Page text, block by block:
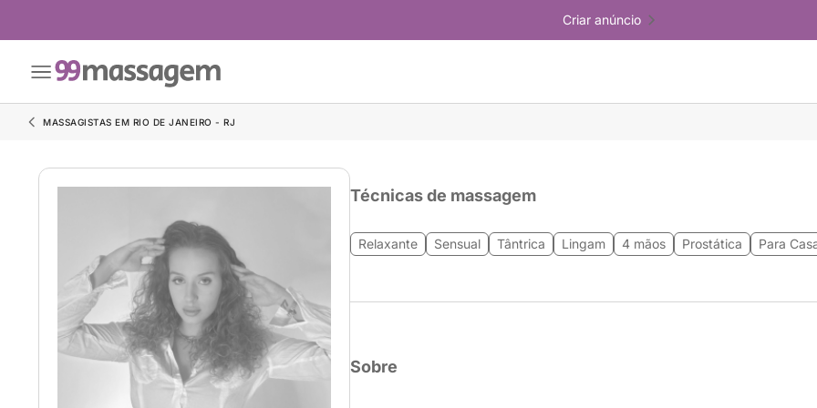
Criar anúncio
MASSAGISTAS EM RIO DE JANEIRO - RJ
Técnicas de massagem
Relaxante Sensual Tântrica Lingam 4 mãos Prostática Para
Sobre